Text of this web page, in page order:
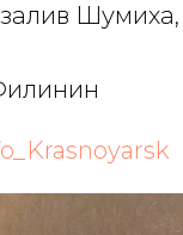
Шумиха,